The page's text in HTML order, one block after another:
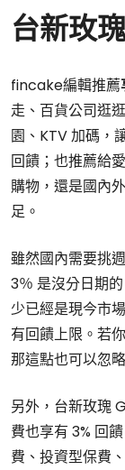
台新玫
fincake編輯推薦
走、百貨公司逛
園、KTV 加碼，
回饋；也推薦給
購物，還是國內
足。
雖然國內需要挑
3％ 是沒分日期
少已經是現今市
有回饋上限。若
那這點也可以忽
另外，台新玫瑰
費也享有 3% 回
費、投資型保費